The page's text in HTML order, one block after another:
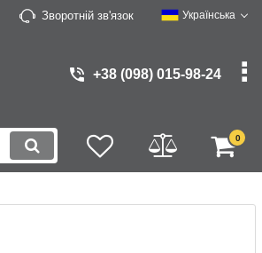
Зворотній зв'язок Українська
+38 (098) 015-98-24
0